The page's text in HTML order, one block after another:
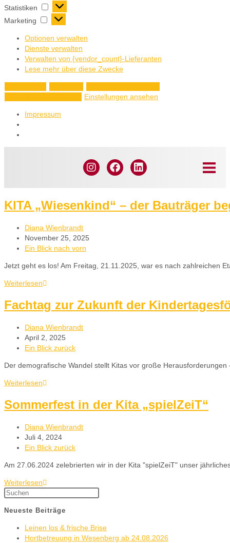
Statistiken
Marketing
Optionen verwalten
Dienste verwalten
Verwalten von {vendor_count}-Lieferanten
Lese mehr über diese Zwecke
Einstellungen ansehen
Impressum
KITA „Wiesenkind“ – der Bauträger
Diana Wienbrandt
November 25, 2025
Ein Blick nach vorn
Jetzt geht es los! Am Freitag, 21.11.2025, war es nach zahlreichen
Weiterlesen
Fachtag zur Zukunft der
Diana Wienbrandt
April 2, 2025
Ein Blick zurück
Der demografische Wandel stellt Kitas vor große
Weiterlesen
Sommerfest in der Kita „spielZeiT“
Diana Wienbrandt
Juli 4, 2024
Ein Blick zurück
Am 27.06.2024 zelebrierten wir in der Kita "spielZeiT" unser
Weiterlesen
Neueste Beiträge
Leinen los & frische Brise
Hortbetreuung in Wesenberg ab 24.08.2026